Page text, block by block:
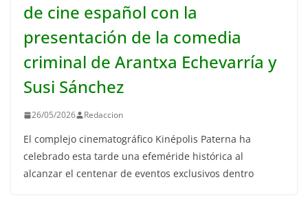
de cine español con la
presentación de la comedia
criminal de Arantxa Echevarría y
Susi Sánchez
26/05/2026 Redaccion
El complejo cinematográfico Kinépolis Paterna ha
celebrado esta tarde una efeméride histórica al
alcanzar el centenar de eventos exclusivos dentro